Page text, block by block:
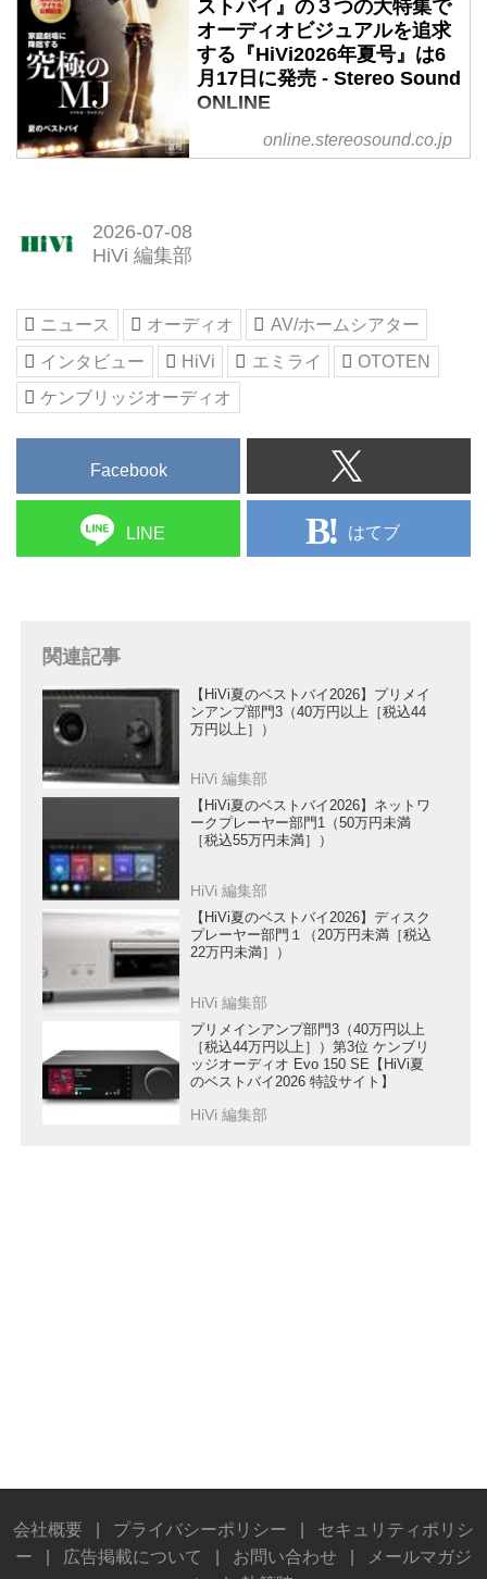
ストバイ』の３つの大特集で
オーディオビジュアルを追求
する『HiVi2026年夏号』は6
月17日に発売 - Stereo Sound
ONLINE
映画『Michael／マイケル』公開
で読み解く！ MJ神話の興奮を追
ャクソンを描いた映画『Michael
／マイケル』の公開に合わせ
て“MJ”を大特集。早くから音楽と
映像を融合し、飛躍的に進化させ
たそのパフォーマンスの数々は、
まさにオーディオビジュアル時代
の申し子とも言うべき偉大な存
在。そのマイケルの歩みを丹念に
はもちろん、興奮のラ...
online.stereosound.co.jp
2026-07-08
HiVi 編集部
ニュース オーディオ
AV/ホームシアター
インタビュー
HiVi エミライ
OTOTEN
ケンブリッジオーディオ
Facebook
LINE はてブ
関連記事
【HiVi夏のベストバイ2026】プリメイ
ンアンプ部門3（40万円以上［税込44
万円以上］）
HiVi 編集部
【HiVi夏のベストバイ2026】ネットワ
ークプレーヤー部門1（50万円未満
［税込55万円未満］）
HiVi 編集部
【HiVi夏のベストバイ2026】ディスク
プレーヤー部門１（20万円未満［税込
22万円未満］）
HiVi 編集部
プリメインアンプ部門3（40万円以上
［税込44万円以上］）第3位 ケンブリ
ッジオーディオ Evo 150 SE【HiVi夏
のベストバイ2026 特設サイト】
HiVi 編集部
会社概要 プライバシーポリシー
セキュリティポリシ
ー
広告掲載について お問い合わせ
メールマガジ